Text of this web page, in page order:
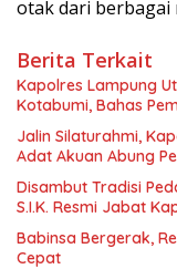
otak dari
Berita Terkait
Kapolres Lampung
Kotabumi, Bahas
Jalin Silaturahmi,
Adat Akuan Abung
Disambut Tradisi
S.I.K. Resmi Jabat
Babinsa Bergerak,
Cepat